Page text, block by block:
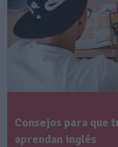
Consejos para que
aprendan inglés